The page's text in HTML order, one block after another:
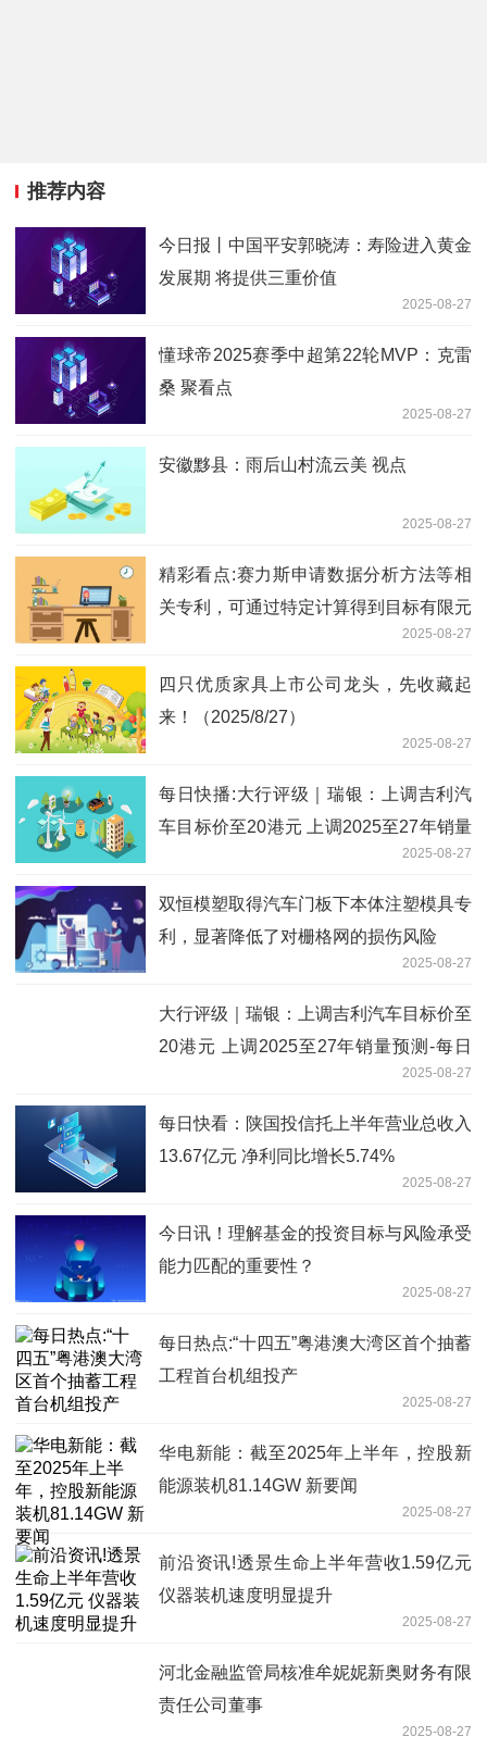
推荐内容
今日报丨中国平安郭晓涛：寿险进入黄金
发展期 将提供三重价值
2025-08-27
懂球帝2025赛季中超第22轮MVP：克雷
桑 聚看点
2025-08-27
安徽黟县：雨后山村流云美 视点
2025-08-27
精彩看点:赛力斯申请数据分析方法等相
关专利，可通过特定计算得到目标有限元
2025-08-27
四只优质家具上市公司龙头，先收藏起
来！（2025/8/27）
2025-08-27
每日快播:大行评级｜瑞银：上调吉利汽
车目标价至20港元 上调2025至27年销量
2025-08-27
双恒模塑取得汽车门板下本体注塑模具专
利，显著降低了对栅格网的损伤风险
2025-08-27
大行评级｜瑞银：上调吉利汽车目标价至
20港元 上调2025至27年销量预测-每日
2025-08-27
每日快看：陕国投信托上半年营业总收入
13.67亿元 净利同比增长5.74%
2025-08-27
今日讯！理解基金的投资目标与风险承受
能力匹配的重要性？
2025-08-27
每日热点:“十四五”粤港澳大湾区首个抽蓄
工程首台机组投产
2025-08-27
华电新能：截至2025年上半年，控股新
能源装机81.14GW 新要闻
2025-08-27
前沿资讯!透景生命上半年营收1.59亿元
仪器装机速度明显提升
2025-08-27
河北金融监管局核准牟妮妮新奥财务有限
责任公司董事
2025-08-27